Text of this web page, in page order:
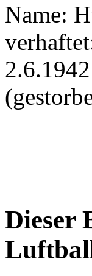
Name:
Dieser